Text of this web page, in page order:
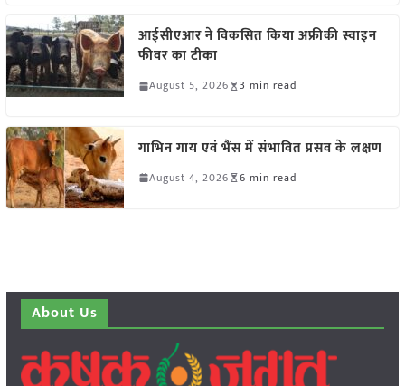
आईसीएआर ने विकसित किया अफ्रीकी स्वाइन
फीवर का टीका
August 5, 2026 3 min read
गाभिन गाय एवं भैंस में संभावित प्रसव के लक्षण
August 4, 2026 6 min read
About Us